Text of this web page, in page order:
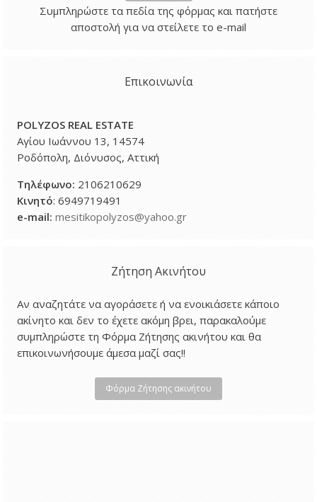
Συμπληρώστε τα πεδία της φόρμας και πατήστε
αποστολή για να στείλετε το e-mail
Επικοινωνία
POLYZOS REAL ESTATE
Αγίου Ιωάννου 13, 14574
Ροδόπολη, Διόνυσος, Αττική
Τηλέφωνο: 2106210629
Κινητό: 6949719491
e-mail: mesitikopolyzos@yahoo.gr
Ζήτηση Ακινήτου
Αν αναζητάτε να αγοράσετε ή να ενοικιάσετε κάποιο
ακίνητο και δεν το έχετε ακόμη βρει, παρακαλούμε
συμπληρώστε τη Φόρμα Ζήτησης ακινήτου και θα
επικοινωνήσουμε άμεσα μαζί σας!!
Φόρμα Ζήτησης ακινήτου